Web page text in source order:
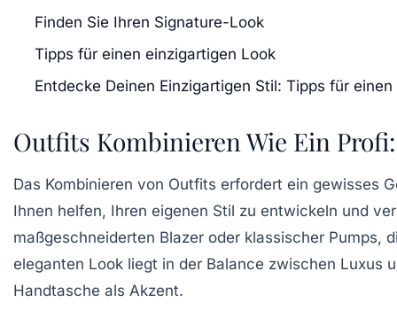
Finden Sie Ihren Signature-Look
Tipps für einen einzigartigen Look
Entdecke Deinen Einzigartigen Stil: Tipps für
Outfits Kombinieren Wie Ein
Das Kombinieren von Outfits erfordert ein gewisses
Ihnen helfen, Ihren eigenen Stil zu entwickeln und
maßgeschneiderten Blazer oder klassischer Pumps,
eleganten Look liegt in der Balance zwischen Luxus
Handtasche als Akzent.